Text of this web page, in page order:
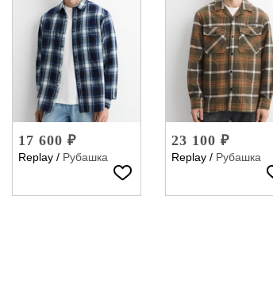
17 600 ₽
Replay / Рубашка
23 100 ₽
Replay / Рубашка